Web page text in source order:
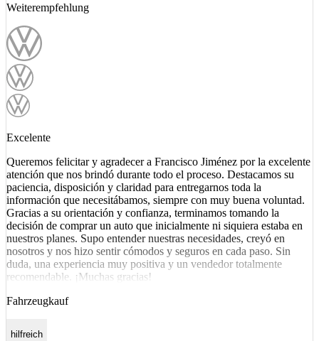
Weiterempfehlung
Excelente
Queremos felicitar y agradecer a Francisco Jiménez por la excelente
atención que nos brindó durante todo el proceso. Destacamos su
paciencia, disposición y claridad para entregarnos toda la
información que necesitábamos, siempre con muy buena voluntad.
Gracias a su orientación y confianza, terminamos tomando la
decisión de comprar un auto que inicialmente ni siquiera estaba en
nuestros planes. Supo entender nuestras necesidades, creyó en
nosotros y nos hizo sentir cómodos y seguros en cada paso. Sin
duda, una experiencia muy positiva y un vendedor totalmente
recomendable. ¡Muchas gracias!
Fahrzeugkauf
hilfreich